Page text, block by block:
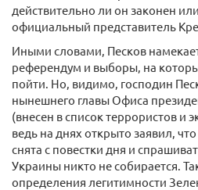
действительно ли он законен
официальный представитель
Иными словами, Песков
референдум и выборы, на
пойти. Но, видимо, господин
нынешнего главы Офиса
(внесен в список террористов и
ведь на днях открыто заявил,
снята с повестки дня и
Украины никто не собирается.
определения легитимности